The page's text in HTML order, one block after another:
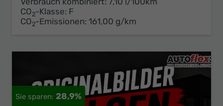
CO2-Klasse: F
CO2-Emissionen: 161,00 g/km
28,9%